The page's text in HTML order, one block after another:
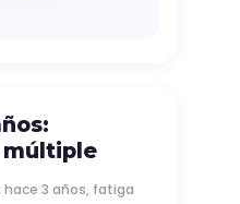
múltiple
hace 3 años, fatiga